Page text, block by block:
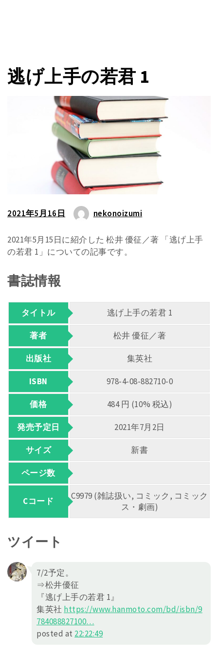
逃げ上手の若君 1
2021年5月16日 nekonoizumi
2021年5月15日に紹介した 松井 優征／著 「逃げ上手
の若君 1」についての記事です。
書誌情報
タイトル 逃げ上手の若君 1
著者 松井 優征／著
出版社 集英社
ISBN 978-4-08-882710-0
価格 484 円 (10% 税込)
発売予定日 2021年7月2日
サイズ 新書
ページ数
Cコード
C9979 (雑誌扱い, コミック, コミック
ス・劇画)
ツイート
7/2予定。
⇒松井優征
『逃げ上手の若君 1』
集英社 https://www.hanmoto.com/bd/isbn/9
784088827100…
posted at 22:22:49